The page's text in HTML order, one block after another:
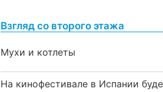
Взгляд со второго этажа
Мухи и котлеты
На кинофестивале в Испании